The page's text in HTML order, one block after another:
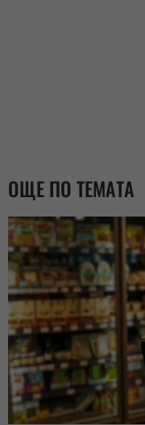
ОЩЕ ПО ТЕМАТА